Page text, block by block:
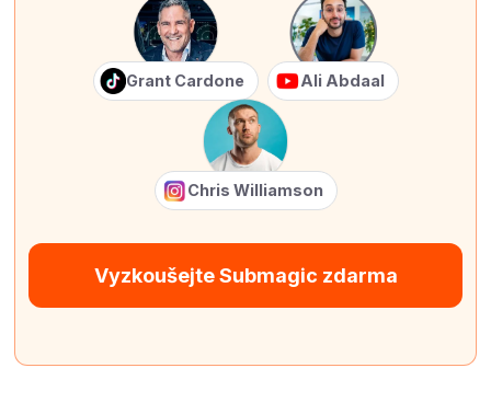
Grant Cardone Ali Abdaal
Chris Williamson
Vyzkoušejte Submagic zdarma